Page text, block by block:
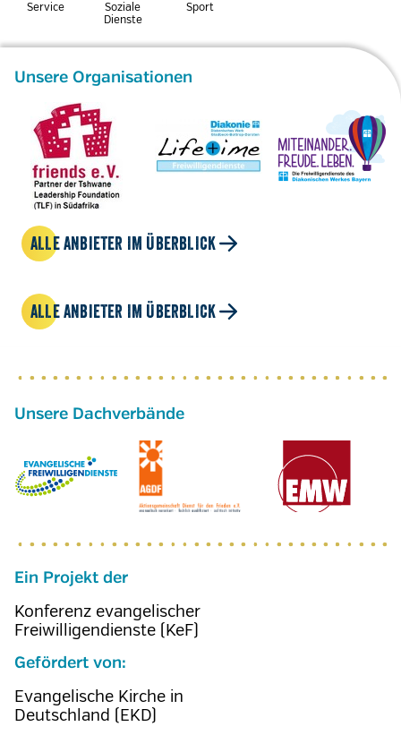
Service
Soziale
Dienste
Sport
Unsere Organisationen
ALLE ANBIETER IM ÜBERBLICK
ALLE ANBIETER IM ÜBERBLICK
Ein Projekt der
Konferenz evangelischer
Freiwilligendienste (KeF)
Gefördert von:
Evangelische Kirche in
Deutschland (EKD)